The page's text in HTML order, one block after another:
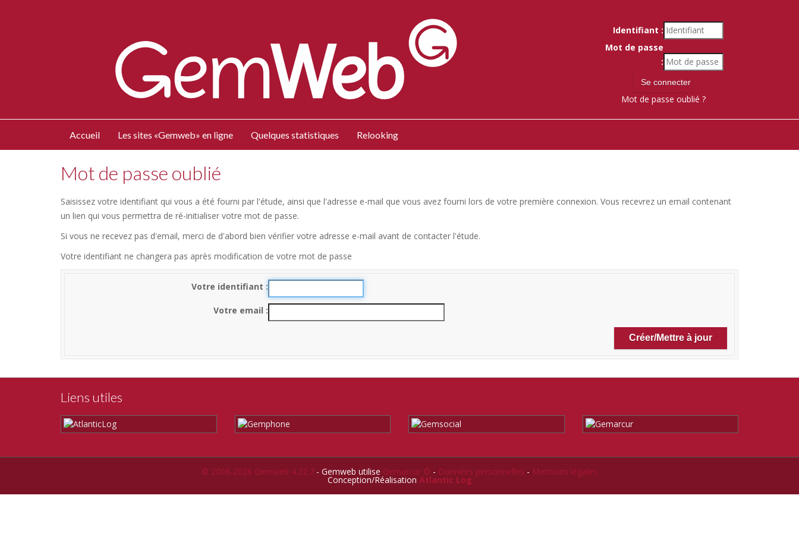
Identifiant :
Mot de passe
:
Mot de passe oublié ?
Accueil Les sites «Gemweb» en ligne Quelques statistiques Relooking
Mot de passe oublié
Saisissez votre identifiant qui vous a été fourni par l'étude, ainsi que l'adresse e-mail que vous avez fourni lors de votre première connexion. Vous recevrez un email contenant
un lien qui vous permettra de ré-initialiser votre mot de passe.
Si vous ne recevez pas d'email, merci de d'abord bien vérifier votre adresse e-mail avant de contacter l'étude.
Votre identifiant ne changera pas après modification de votre mot de passe
Votre identifiant
Votre email
Liens utiles
© 2008-2026 Gemweb 4.22.7 - Gemweb utilise Gemarcur © - Données personnelles - Mentions légales
Conception/Réalisation Atlantic Log